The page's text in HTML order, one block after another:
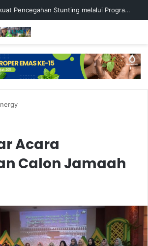
Badak LNG Perkuat Pencegahan Stunting melalui Program Akar Ranting
Acara
Calon Jamaah